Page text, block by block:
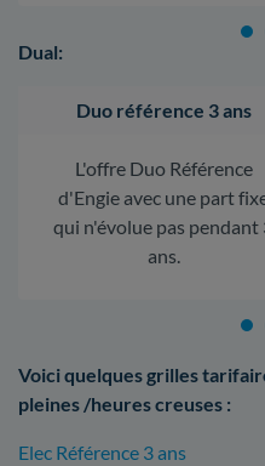
Dual:
Duo référence 3 ans
L'offre Duo Référence
d'Engie avec une part
qui n'évolue pas pendant
ans.
Voici quelques grilles
pleines /heures creuses :
Elec Référence 3 ans